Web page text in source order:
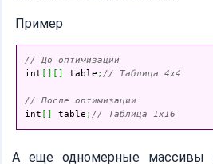
Пример
// До оптимизации
int [ ] [ ] table ; // Таблица 4x4
// После оптимизации
int [ ] table ; // Таблица 1x16
А еще одномерные массивы